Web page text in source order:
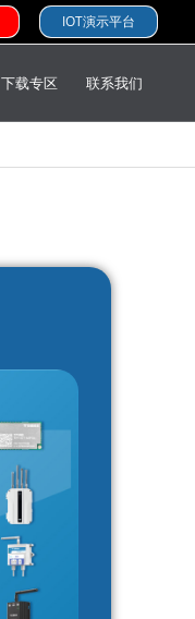
IOT演示平台
下载专区 联系我们